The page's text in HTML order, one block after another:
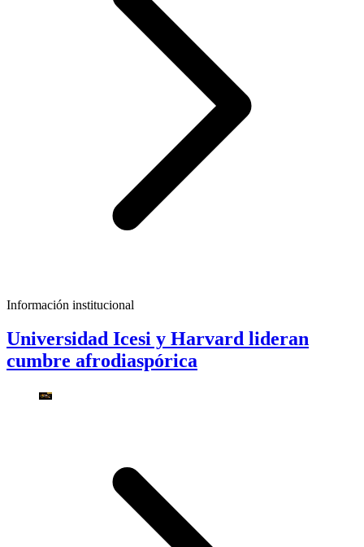
Información institucional
Universidad Icesi y Harvard lideran
cumbre afrodiaspórica